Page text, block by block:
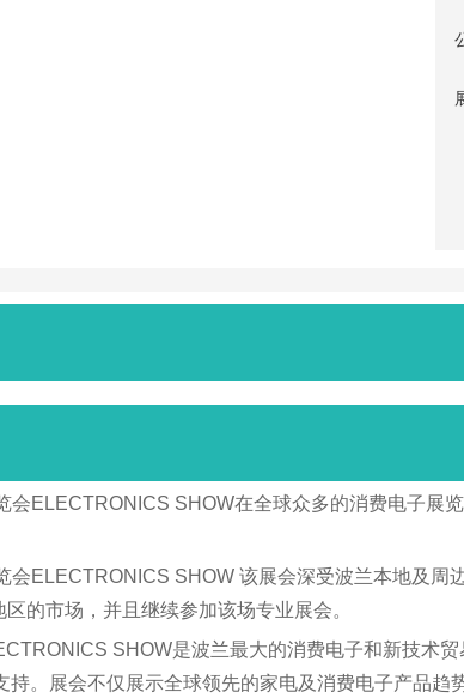
会ELECTRONICS SHOW在全球众多的消费电子
会ELECTRONICS SHOW 该展会深受波兰本地及
的市场，并且继续参加该场专业展会。
SHOW是波兰最大的消费电子和新技术
。展会不仅展示全球领先的家电及消费电子产品趋